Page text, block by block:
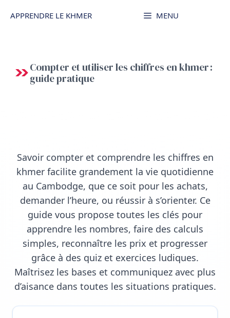
auAPPRENDRE LE KHMER MENU
Compter et utiliser les chiffres en khmer :
guide pratique
Savoir compter et comprendre les chiffres en
khmer facilite grandement la vie quotidienne
au Cambodge, que ce soit pour les achats,
demander l’heure, ou réussir à s’orienter. Ce
guide vous propose toutes les clés pour
apprendre les nombres, faire des calculs
simples, reconnaître les prix et progresser
grâce à des quiz et exercices ludiques.
Maîtrisez les bases et communiquez avec plus
d’aisance dans toutes les situations pratiques.